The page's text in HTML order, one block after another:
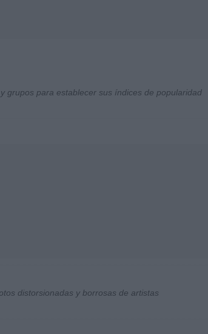
grupos para establecer sus índices de popularidad
distorsionadas y borrosas de artistas